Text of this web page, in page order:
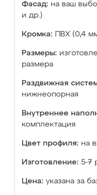
Фасад: на ваш
и др.)
Кромка: ПВХ (0,4
Размеры:
размера
Раздвижная
нижнеопорная
Внутреннее
комплектация
Цвет профиля: на
Изготовление: 5-7
Цена: указана за